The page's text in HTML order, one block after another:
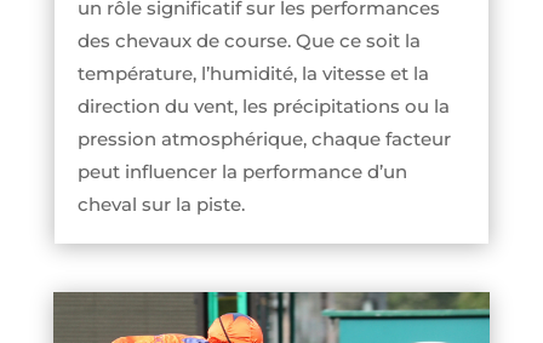
un rôle significatif sur les performances
des chevaux de course. Que ce soit la
température, l’humidité, la vitesse et la
direction du vent, les précipitations ou la
pression atmosphérique, chaque facteur
peut influencer la performance d’un
cheval sur la piste.